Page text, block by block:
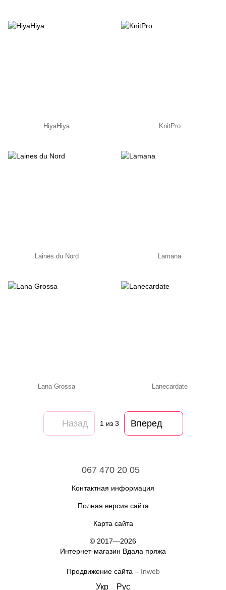
HiyaHiya KnitPro
Laines du Nord Lamana
Lana Grossa Lanecardate
Назад 1 из 3 Вперед
067 470 20 05
Контактная информация
Полная версия сайта
Карта сайта
© 2017—2026
Интернет-магазин Вдала пряжа
Продвижение сайта – Inweb
Укр Рус